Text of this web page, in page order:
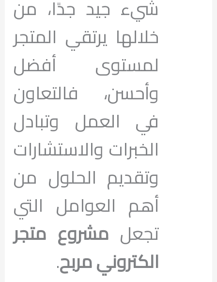
شيء جيد جدًا، من
خلالها يرتقي المتجر
لمستوى أفضل
وأحسن، فالتعاون
في العمل وتبادل
الخبرات والاستشارات
وتقديم الحلول من
أهم العوامل التي
تجعل مشروع متجر
الكتروني مربح.